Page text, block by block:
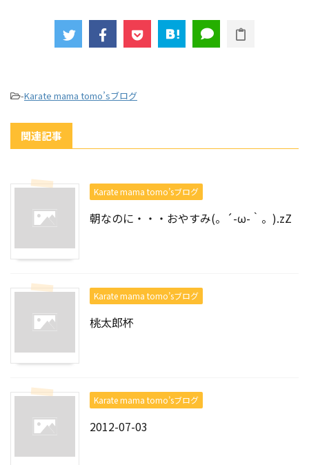
-Karate mama tomo’sブログ
関連記事
Karate mama tomo’sブログ
朝なのに・・・おやすみ(。´-ω-｀。).zZ
Karate mama tomo’sブログ
桃太郎杯
Karate mama tomo’sブログ
2012-07-03